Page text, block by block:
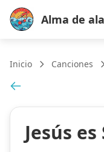
Alma de
Inicio Canciones
Jesús